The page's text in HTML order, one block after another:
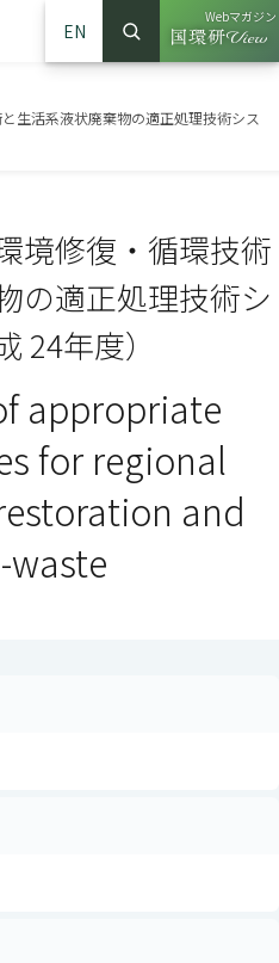
EN
サイト内検索
検索
Webマガジン
（別ウイ
生活系液状廃棄物の適正処理技術シス
境修復・循環技術
の適正処理技術シ
24年度）
appropriate
for regional
and